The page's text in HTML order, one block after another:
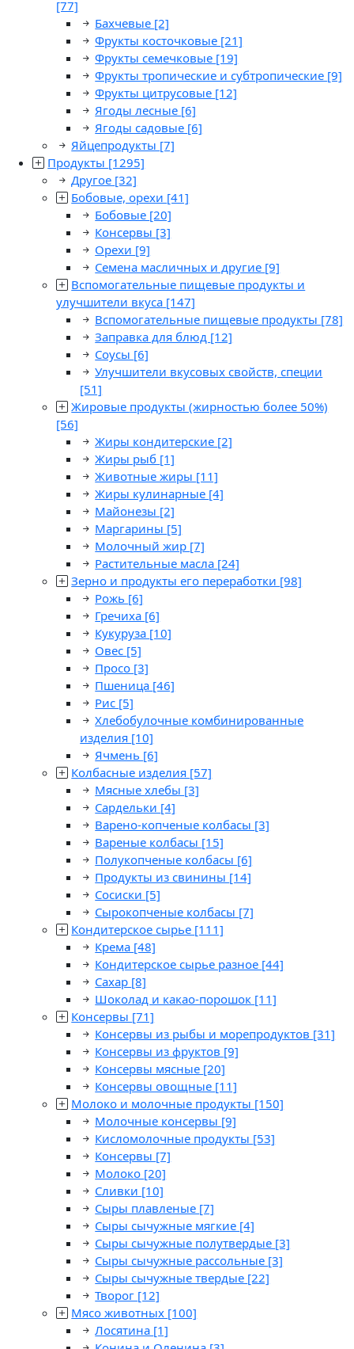
[77]
Бахчевые [2]
Фрукты косточковые [21]
Фрукты семечковые [19]
Фрукты тропические и субтропические [9]
Фрукты цитрусовые [12]
Ягоды лесные [6]
Ягоды садовые [6]
Яйцепродукты [7]
Продукты [1295]
Другое [32]
Бобовые, орехи [41]
Бобовые [20]
Консервы [3]
Орехи [9]
Семена масличных и другие [9]
Вспомогательные пищевые продукты и
улучшители вкуса [147]
Вспомогательные пищевые продукты [78]
Заправка для блюд [12]
Соусы [6]
Улучшители вкусовых свойств, специи
[51]
Жировые продукты (жирностью более 50%)
[56]
Жиры кондитерские [2]
Жиры рыб [1]
Животные жиры [11]
Жиры кулинарные [4]
Майонезы [2]
Маргарины [5]
Молочный жир [7]
Растительные масла [24]
Зерно и продукты его переработки [98]
Рожь [6]
Гречиха [6]
Кукуруза [10]
Овес [5]
Просо [3]
Пшеница [46]
Рис [5]
Хлебобулочные комбинированные
изделия [10]
Ячмень [6]
Колбасные изделия [57]
Мясные хлебы [3]
Сардельки [4]
Варено-копченые колбасы [3]
Вареные колбасы [15]
Полукопченые колбасы [6]
Продукты из свинины [14]
Сосиски [5]
Сырокопченые колбасы [7]
Кондитерское сырье [111]
Крема [48]
Кондитерское сырье разное [44]
Сахар [8]
Шоколад и какао-порошок [11]
Консервы [71]
Консервы из рыбы и морепродуктов [31]
Консервы из фруктов [9]
Консервы мясные [20]
Консервы овощные [11]
Молоко и молочные продукты [150]
Молочные консервы [9]
Кисломолочные продукты [53]
Консервы [7]
Молоко [20]
Сливки [10]
Сыры плавленые [7]
Сыры сычужные мягкие [4]
Сыры сычужные полутвердые [3]
Сыры сычужные рассольные [3]
Сыры сычужные твердые [22]
Творог [12]
Мясо животных [100]
Лосятина [1]